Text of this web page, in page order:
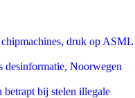
druk op ASML
Noorwegen
bij stelen illegale